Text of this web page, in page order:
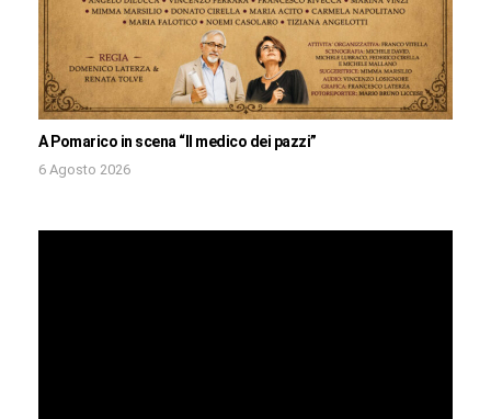
A Pomarico in scena “Il medico dei pazzi”
6 Agosto 2026